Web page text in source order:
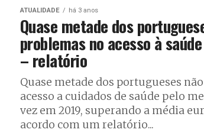
ATUALIDADE há 3 anos
Quase metade dos
problemas no acesso à
– relatório
Quase metade dos portugueses
acesso a cuidados de saúde pelo
vez em 2019, superando a média
acordo com um relatório...